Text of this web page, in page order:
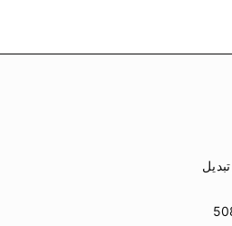
بنشر تبديل